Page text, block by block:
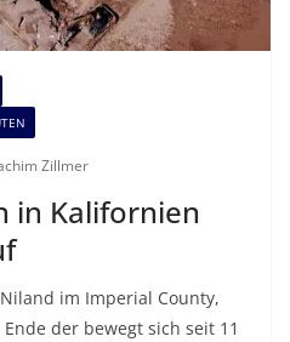
Zillmer
in Kalifornien
im Imperial County,
der bewegt sich seit 11